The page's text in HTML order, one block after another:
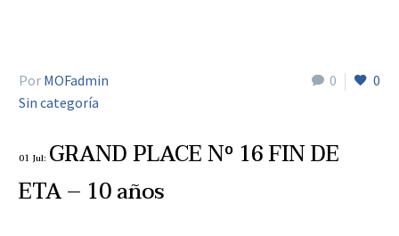
0 0
Por MOFadmin
Sin categoría
01 Jul: GRAND PLACE Nº 16 FIN DE
ETA – 10 años